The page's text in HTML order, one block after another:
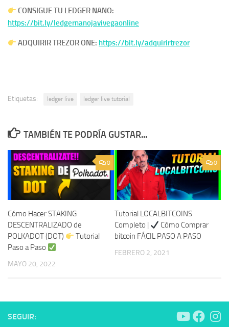
CONSIGUE TU LEDGER NANO:
https://bit.ly/ledgernanojavivegaonline
ADQUIRIR TREZOR ONE: https://bit.ly/adquirirtrezor
Etiquetas: ledger live ledger live tutorial
TAMBIÉN TE PODRÍA GUSTAR...
0
Cómo Hacer STAKING
DESCENTRALIZADO de
POLKADOT (DOT)
Tutorial
Paso a Paso
MAYO 20, 2022
0
Tutorial LOCALBITCOINS
Completo |
Cómo Comprar
bitcoin FÁCIL PASO A PASO
FEBRERO 2, 2021
SEGUIR: